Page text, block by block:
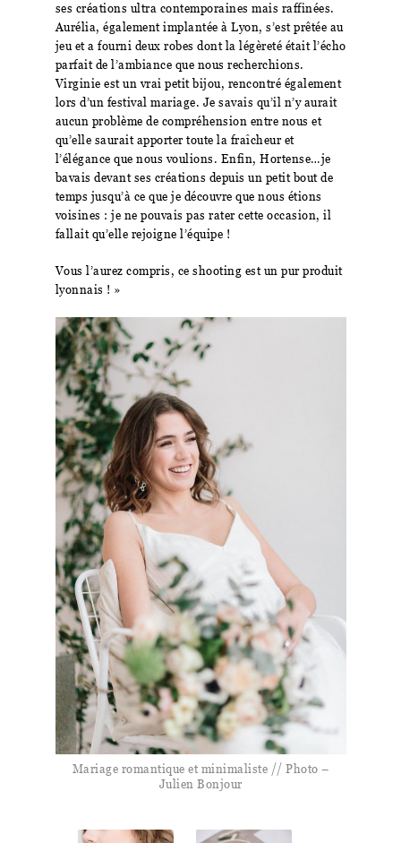
ses créations ultra contemporaines mais raffinées.
Aurélia, également implantée à Lyon, s’est prêtée au
jeu et a fourni deux robes dont la légèreté était l’écho
parfait de l’ambiance que nous recherchions.
Virginie est un vrai petit bijou, rencontré également
lors d’un festival mariage. Je savais qu’il n’y aurait
aucun problème de compréhension entre nous et
qu’elle saurait apporter toute la fraîcheur et
l’élégance que nous voulions. Enfin, Hortense…je
bavais devant ses créations depuis un petit bout de
temps jusqu’à ce que je découvre que nous étions
voisines : je ne pouvais pas rater cette occasion, il
fallait qu’elle rejoigne l’équipe !
Vous l’aurez compris, ce shooting est un pur produit
lyonnais ! »
Mariage romantique et minimaliste // Photo –
Julien Bonjour